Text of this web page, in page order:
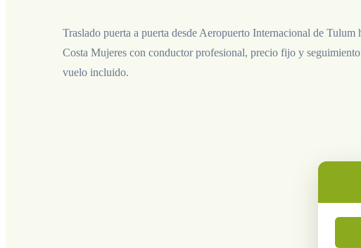
Traslado puerta a puerta desde Aeropuerto Internacional de Tulum
Costa Mujeres con conductor profesional, precio fijo y
vuelo incluido.